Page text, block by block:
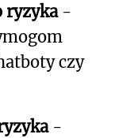
ryzyka-
czy
-